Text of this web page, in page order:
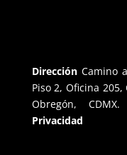
Dirección Camino
Piso 2, Oficina 205,
Obregón,
Privacidad